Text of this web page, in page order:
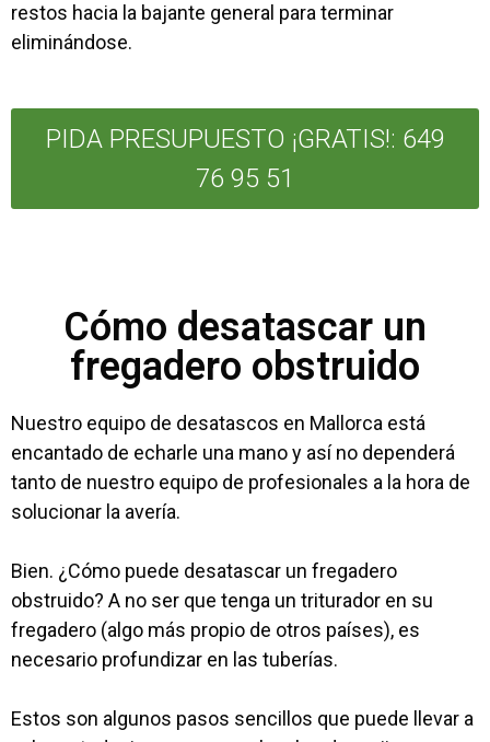
restos hacia la bajante general para terminar
eliminándose.
PIDA PRESUPUESTO ¡GRATIS!: 649
76 95 51
Cómo desatascar un
fregadero obstruido
Nuestro equipo de desatascos en Mallorca está
encantado de echarle una mano y así no dependerá
tanto de nuestro equipo de profesionales a la hora de
solucionar la avería.
Bien. ¿Cómo puede desatascar un fregadero
obstruido? A no ser que tenga un triturador en su
fregadero (algo más propio de otros países), es
necesario profundizar en las tuberías.
Estos son algunos pasos sencillos que puede llevar a